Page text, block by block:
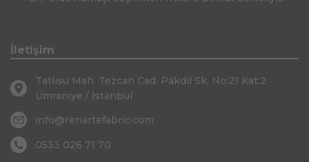
İletişim
Tatlısu Mah. Tezcan Cad. Pakdil Sk. No:21 Kat:2
Ümraniye / İstanbul
info@renartefabric.com
0533 026 71 70